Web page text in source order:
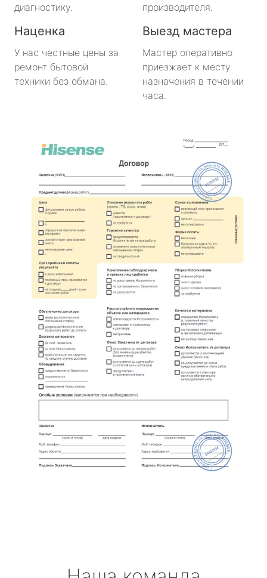
диагностику.
производителя.
Наценка
У нас честные цены за
ремонт бытовой
техники без обмана.
Выезд мастера
Мастер оперативно
приезжает к месту
назначения в течении
часа.